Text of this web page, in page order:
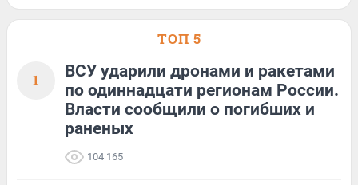
ТОП 5
1
ВСУ ударили дронами и ракетами
по одиннадцати регионам России.
Власти сообщили о погибших и
раненых
104 165